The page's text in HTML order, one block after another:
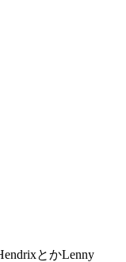
とかLenny